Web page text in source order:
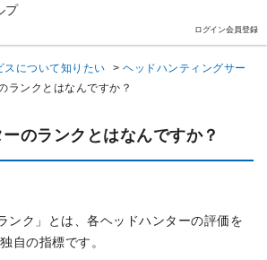
プ
ログイン会員登録
スについて知りたい > ヘッドハンティングサー
ランクとはなんですか？
のランクとはなんですか？
ンク」とは、各ヘッドハンターの評価を
自の指標です。